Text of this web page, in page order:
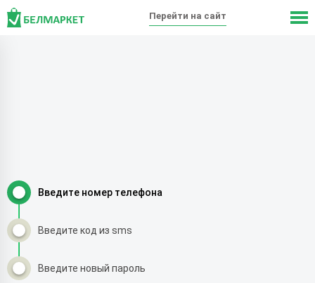
Перейти на сайт
Введите номер телефона
Введите код из sms
Введите новый пароль